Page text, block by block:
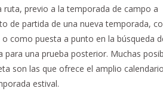
ruta, previo a la temporada de campo a
de partida de una nueva temporada,
como puesta a punto en la búsqueda
una prueba posterior. Muchas
son las que ofrece el amplio
estival.